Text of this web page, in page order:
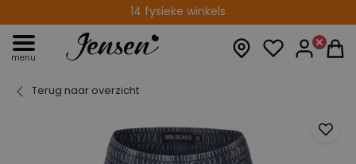
14 fysieke winkels
menu
Terug naar overzicht